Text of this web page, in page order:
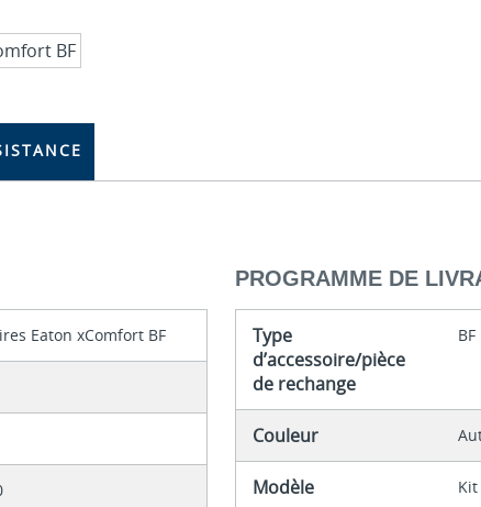
Eaton xComfort BF
PROGRAMME DE
Type
d’accessoire/pièce
de rechange
BF
Couleur
Modèle